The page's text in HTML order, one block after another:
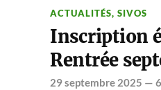
ACTUALITÉS, SIVOS
Inscription
Rentrée
29 septembre 2025 —